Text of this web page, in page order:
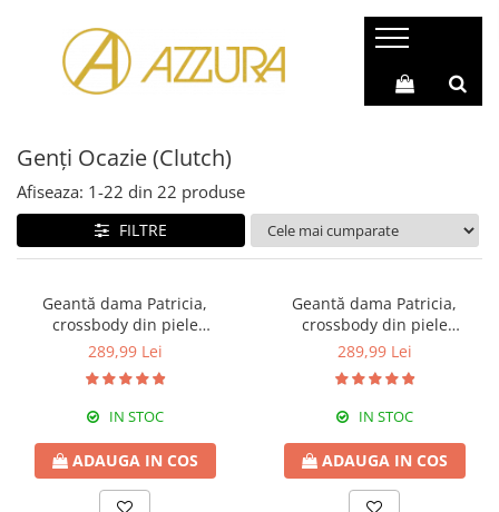
Genți & Poșete Piele Naturală
Genți Casual
Genți Office
Genți Shopping
Genți Moderne
Genți de Umăr
Genți de Mână
Genți Plic
Genți Mici
Genți Ocazie (Clutch)
Culori Genți
Rucsacuri Piele Naturală
Rucsacuri Casual
Rucsacuri Barbati
Rucsacuri Sport
Rucsacuri Piele Naturală
Genți Ocazie (Clutch)
Afiseaza: 1-22 din 22 produse
FILTRE
Geantă dama Patricia,
crossbody din piele
100%naturala, cu aspect
matlasat,crem,8002
289,99 Lei
IN STOC
ADAUGA IN COS
Geantă dama Patricia,
crossbody din piele
100%naturala, cu aspect
matlasat,alba,8002
289,99 Lei
IN STOC
ADAUGA IN COS